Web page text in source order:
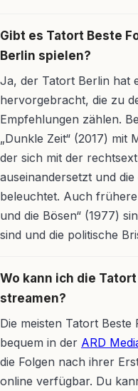
Gibt es Tatort Beste
Berlin spielen?
Ja, der Tatort Berlin hat
hervorgebracht, die zu
Empfehlungen zählen.
„Dunkle Zeit“ (2017) mit
der sich mit der
auseinandersetzt und
beleuchtet. Auch
und die Bösen“ (1977)
sind und die politische
Wo kann ich die
streamen?
Die meisten Tatort
bequem in der ARD
die Folgen nach ihrer
online verfügbar. Du